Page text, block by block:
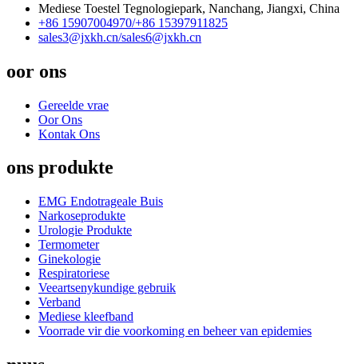
Mediese Toestel Tegnologiepark, Nanchang, Jiangxi, China
+86 15907004970/+86 15397911825
sales3@jxkh.cn/sales6@jxkh.cn
oor ons
Gereelde vrae
Oor Ons
Kontak Ons
ons produkte
EMG Endotrageale Buis
Narkoseprodukte
Urologie Produkte
Termometer
Ginekologie
Respiratoriese
Veeartsenykundige gebruik
Verband
Mediese kleefband
Voorrade vir die voorkoming en beheer van epidemies